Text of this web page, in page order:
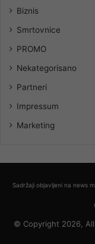
Biznis
Smrtovnice
PROMO
Nekategorisano
Partneri
Impressum
Marketing
Sadržaji objavljeni na news
© Copyright 2026,